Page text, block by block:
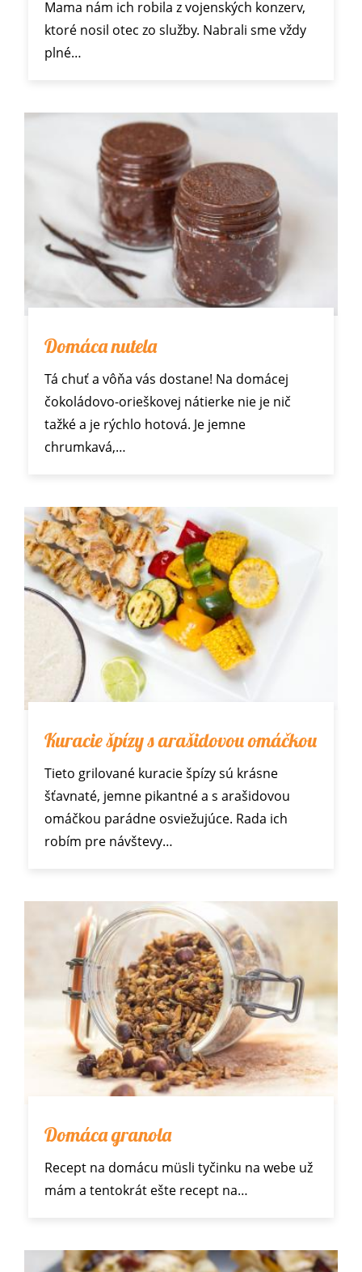
Mama nám ich robila z vojenských konzerv,
ktoré nosil otec zo služby. Nabrali sme vždy
plné…
Domáca nutela
Tá chuť a vôňa vás dostane! Na domácej
čokoládovo-orieškovej nátierke nie je nič
tažké a je rýchlo hotová. Je jemne
chrumkavá,…
Kuracie špízy s arašidovou omáčkou
Tieto grilované kuracie špízy sú krásne
šťavnaté, jemne pikantné a s arašidovou
omáčkou parádne osviežujúce. Rada ich
robím pre návštevy…
Domáca granola
Recept na domácu müsli tyčinku na webe už
mám a tentokrát ešte recept na…